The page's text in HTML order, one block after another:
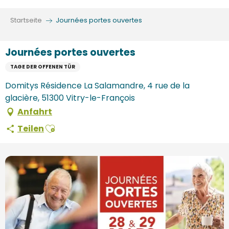
Startseite Journées portes ouvertes
Journées portes ouvertes
TAGE DER OFFENEN TÜR
Domitys Résidence La Salamandre, 4 rue de la
glacière, 51300 Vitry-le-François
Anfahrt
TeilenAjouter aux favoris